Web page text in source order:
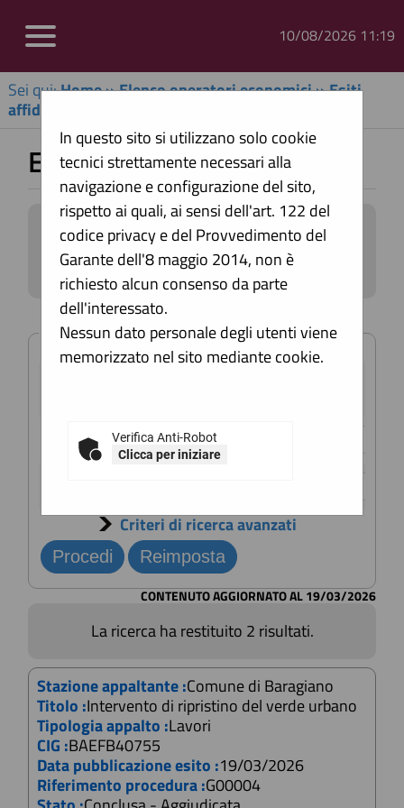
10/08/2026 11:19
Sei qui:Home»Elenco operatori economici»Esiti
affidamenti
In questo sito si utilizzano solo cookie
tecnici strettamente necessari alla
navigazione e configurazione del sito,
rispetto ai quali, ai sensi dell'art. 122 del
codice privacy e del Provvedimento del
Garante dell'8 maggio 2014, non è
richiesto alcun consenso da parte
dell'interessato.
Nessun dato personale degli utenti viene
memorizzato nel sito mediante cookie.
Verifica Anti-Robot
Clicca per iniziare
Esiti affidamenti
All'interno di questa sezione è possibile
consultare gli esiti di gare, condotte
mediante l'utilizzo di elenco operatori
economici secondo i tempi previsti dalla
normativa dei contratti.
I dati di dettaglio delle procedure
pubbliche sono consultabili
Criteri di ricerca
Titolo :
Criteri di ricerca avanzati
CONTENUTO AGGIORNATO AL 19/03/2026
La ricerca ha restituito 2 risultati.
Stazione appaltante :Comune di Baragiano
Titolo :Intervento di ripristino del verde urbano
Tipologia appalto :Lavori
CIG :BAEFB40755
Data pubblicazione esito :19/03/2026
Riferimento procedura :G00004